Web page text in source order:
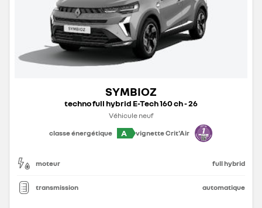
SYMBIOZ
techno full hybrid E-Tech 160 ch - 26
Véhicule neuf
classe énergétique
A vignette Crit'Air
moteur full hybrid
transmission automatique